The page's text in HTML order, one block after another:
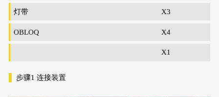
灯带 X3
OBLOQ X4
X1
步骤1 连接装置